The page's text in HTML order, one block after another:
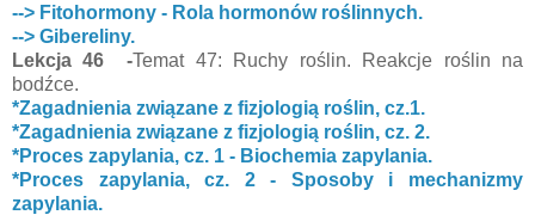
--> Fitohormony - Rola hormonów roślinnych.
--> Gibereliny.
Lekcja 46 -Temat 47: Ruchy roślin. Reakcje roślin na
bodźce.
*Zagadnienia związane z fizjologią roślin, cz.1.
*Zagadnienia związane z fizjologią roślin, cz. 2.
*Proces zapylania, cz. 1 - Biochemia zapylania.
*Proces zapylania, cz. 2 - Sposoby i mechanizmy
zapylania.